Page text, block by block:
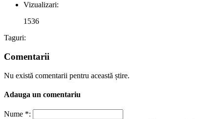
Vizualizari:
1536
Taguri:
Comentarii
Nu există comentarii pentru această știre.
Adauga un comentariu
Nume *: